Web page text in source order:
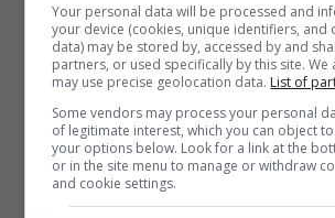
Inter e risultato? Fare risultato
consapevolezza e voglia di
provando fino alla fine, noi
possiamo calcolare e
con squadra dove pensavamo
Your personal data will be processed and
your device (cookies, unique identifiers, and
data) may be stored by, accessed by and
partners, or used specifically by this site.
may use precise geolocation data. List of
Some vendors may process your personal
of legitimate interest, which you can object
your options below. Look for a link at the
or in the site menu to manage or withdraw
and cookie settings.